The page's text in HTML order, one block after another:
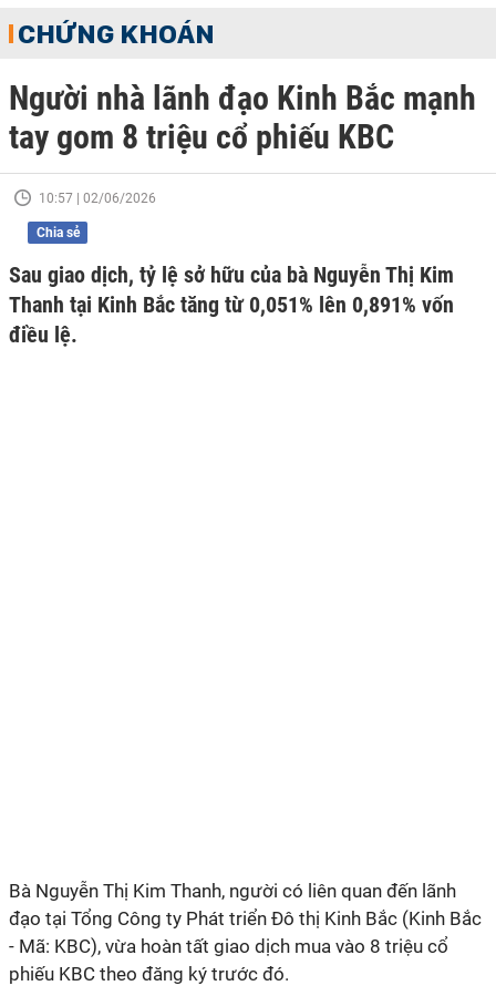
CHỨNG KHOÁN
Người nhà lãnh đạo Kinh Bắc mạnh
tay gom 8 triệu cổ phiếu KBC
10:57 | 02/06/2026
Chia sẻ
Sau giao dịch, tỷ lệ sở hữu của bà Nguyễn Thị Kim
Thanh tại Kinh Bắc tăng từ 0,051% lên 0,891% vốn
điều lệ.
Bà Nguyễn Thị Kim Thanh, người có liên quan đến lãnh
đạo tại Tổng Công ty Phát triển Đô thị Kinh Bắc (Kinh Bắc
- Mã: KBC), vừa hoàn tất giao dịch mua vào 8 triệu cổ
phiếu KBC theo đăng ký trước đó.